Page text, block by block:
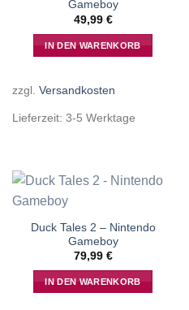
Gameboy
49,99 €
IN DEN WARENKORB
zzgl. Versandkosten
Lieferzeit: 3-5 Werktage
Duck Tales 2 – Nintendo
Gameboy
79,99 €
IN DEN WARENKORB